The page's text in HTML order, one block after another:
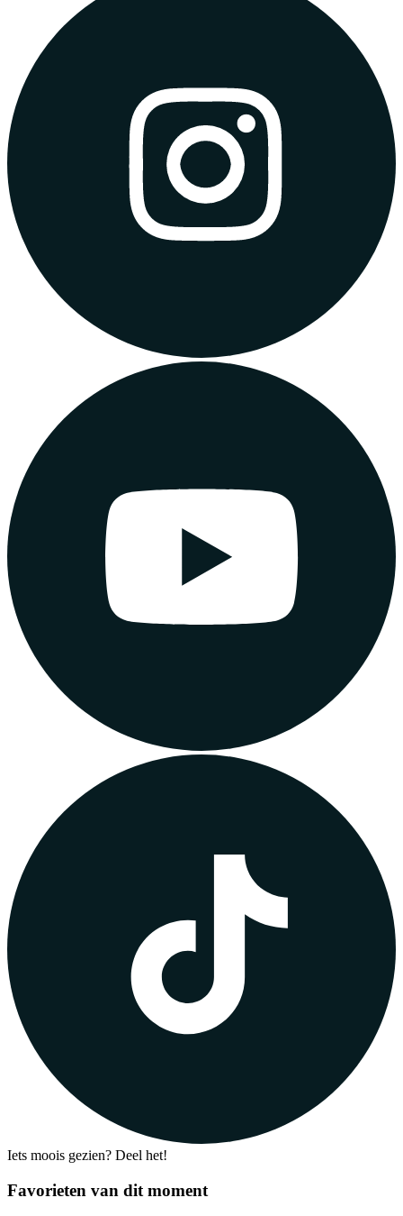
Iets moois gezien? Deel het!
Favorieten van dit moment